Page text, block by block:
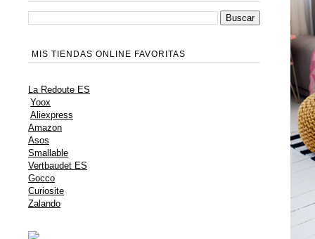
MIS TIENDAS ONLINE FAVORITAS
La Redoute ES
Yoox
Aliexpress
Amazon
Asos
Smallable
Vertbaudet ES
Gocco
Curiosite
Zalando